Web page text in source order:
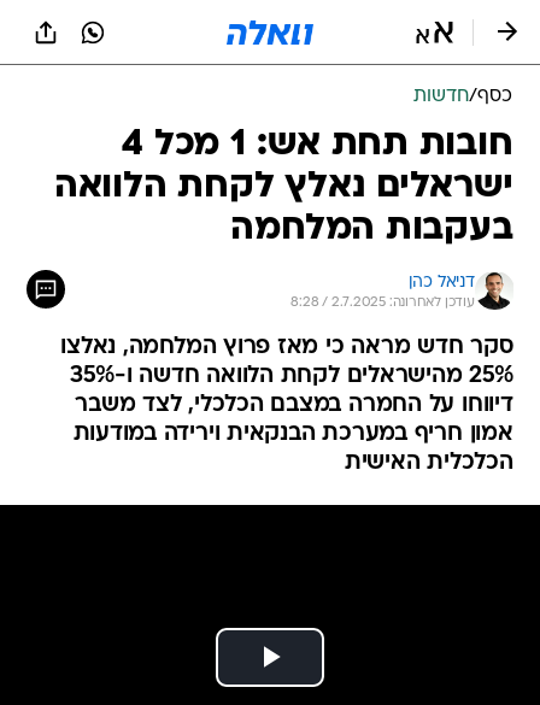
כסף/חדשות
חובות תחת אש: 1 מכל 4
ישראלים נאלץ לקחת הלוואה
בעקבות המלחמה
דניאל כהן
עודכן לאחרונה: 2.7.2025 / 8:28
סקר חדש מראה כי מאז פרוץ המלחמה, נאלצו
25% מהישראלים לקחת הלוואה חדשה ו-35%
דיווחו על החמרה במצבם הכלכלי, לצד משבר
אמון חריף במערכת הבנקאית וירידה במודעות
הכלכלית האישית